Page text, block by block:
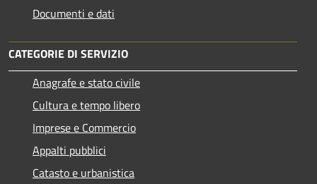
Documenti e dati
CATEGORIE DI SERVIZIO
Anagrafe e stato civile
Cultura e tempo libero
Imprese e Commercio
Appalti pubblici
Catasto e urbanistica